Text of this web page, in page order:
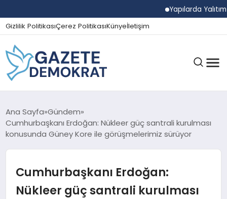
Yapılarda Yalıtım
Gizlilik PolitikasıÇerez PolitikasıKünyeİletişim
GÜNDEM
EKONOMI
SPOR
Ana Sayfa Gündem
Cumhurbaşkanı Erdoğan: Nükleer güç santrali kurulması
konusunda Güney Kore ile görüşmelerimiz sürüyor
Cumhurbaşkanı Erdoğan:
Nükleer güç santrali kurulması